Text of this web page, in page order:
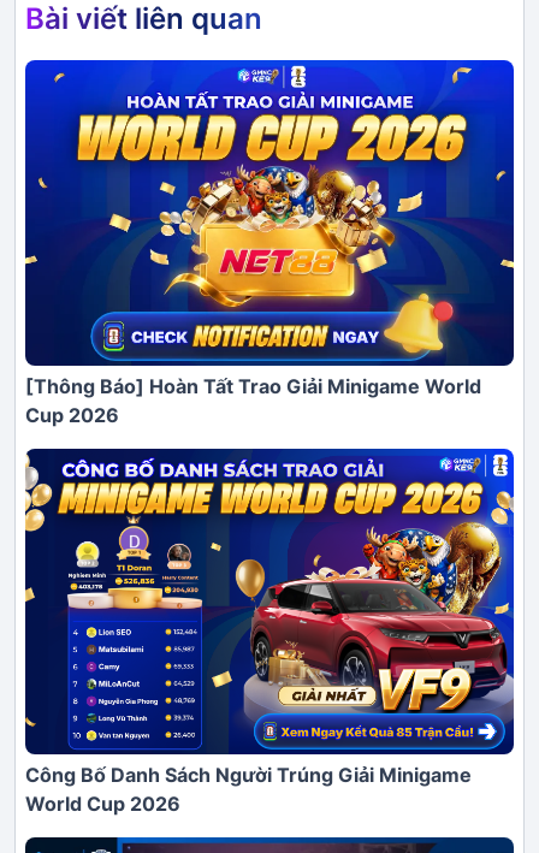
Bài viết liên quan
[Thông Báo] Hoàn Tất Trao Giải Minigame World
Cup 2026
Công Bố Danh Sách Người Trúng Giải Minigame
World Cup 2026